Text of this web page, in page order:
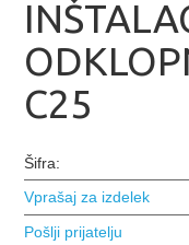
C25
Šifra:
Vprašaj za izdelek
Pošlji prijatelju